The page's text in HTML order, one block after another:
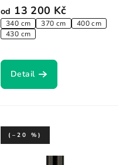
od 13 200 Kč
340 cm 370 cm
400 cm
430 cm
Detail
(–20 %)